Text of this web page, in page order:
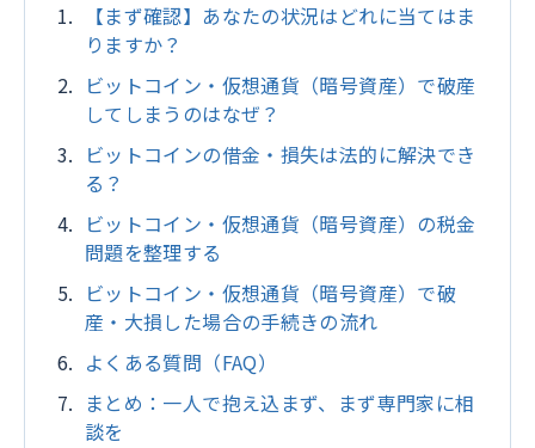
【まず確認】あなたの状況はどれに当てはま
りますか？
ビットコイン・仮想通貨（暗号資産）で破産
してしまうのはなぜ？
ビットコインの借金・損失は法的に解決でき
る？
ビットコイン・仮想通貨（暗号資産）の税金
問題を整理する
ビットコイン・仮想通貨（暗号資産）で破
産・大損した場合の手続きの流れ
よくある質問（FAQ）
まとめ：一人で抱え込まず、まず専門家に相
談を